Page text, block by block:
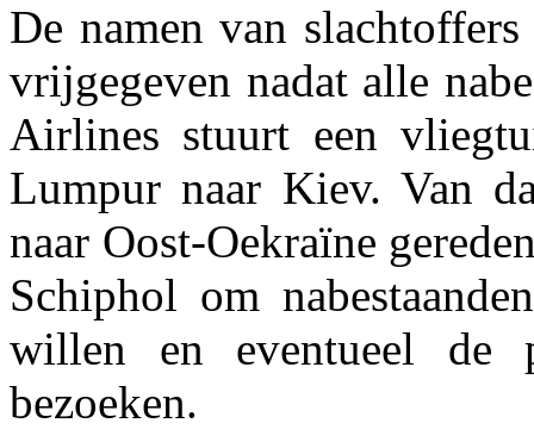
De namen van
vrijgegeven nadat alle
Airlines stuurt een
Lumpur naar Kiev. Van
naar Oost-Oekraïne
Schiphol om
willen en eventueel de
bezoeken.